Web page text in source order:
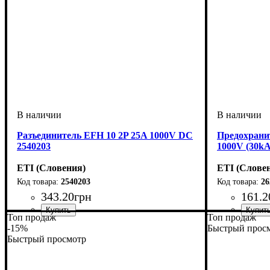
Разъединитель EFH 10 2P 25A 1000V DC
2540203
ETI (Словения)
2540203
343.20грн
Устройство
Номинальный ток, А
U номинальное, В
Кол-во полюсов
Габарит: 10x38
Подключение
Серия: EFH
1000V
ETI
161.
Устройство
U
Откл.
Габарит:
Подключение
Серия: CH DC
Топ продаж
-15%
Быстрый просмотр
Топ продаж
Быстрый